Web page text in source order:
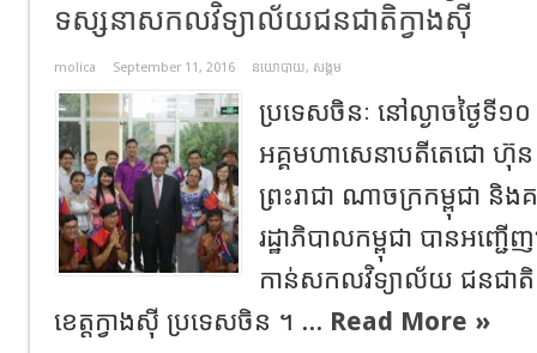
ទស្សនាសកលវិទ្យាល័យជនជាតិក្វាងស៊ី
molica September 11, 2016 នយោបាយ, សង្គម
ប្រទេសចិនៈ នៅល្ងាចថ្ងៃទី១
អគ្គមហាសេនាបតីតេជោ ហ៊ុន
ព្រះរាជា ណាចក្រកម្ពុជា និ
រដ្ឋាភិបាលកម្ពុជា បានអញ្ជើ
កាន់សកលវិទ្យាល័យ ជនជាតិ
ខេត្តក្វាងស៊ី ប្រទេសចិន ។ ... Read More »